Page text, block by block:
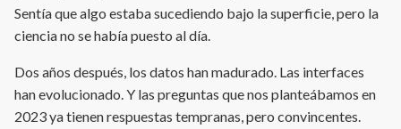
Sentía que algo estaba sucediendo bajo la superficie, pero la
ciencia no se había puesto al día.
Dos años después, los datos han madurado. Las interfaces
han evolucionado. Y las preguntas que nos planteábamos en
2023 ya tienen respuestas tempranas, pero convincentes.